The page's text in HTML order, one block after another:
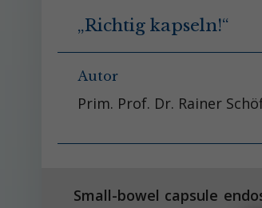
„Richtig kapseln!“
Autor
Prim. Prof. Dr. Rainer
Small-bowel capsule